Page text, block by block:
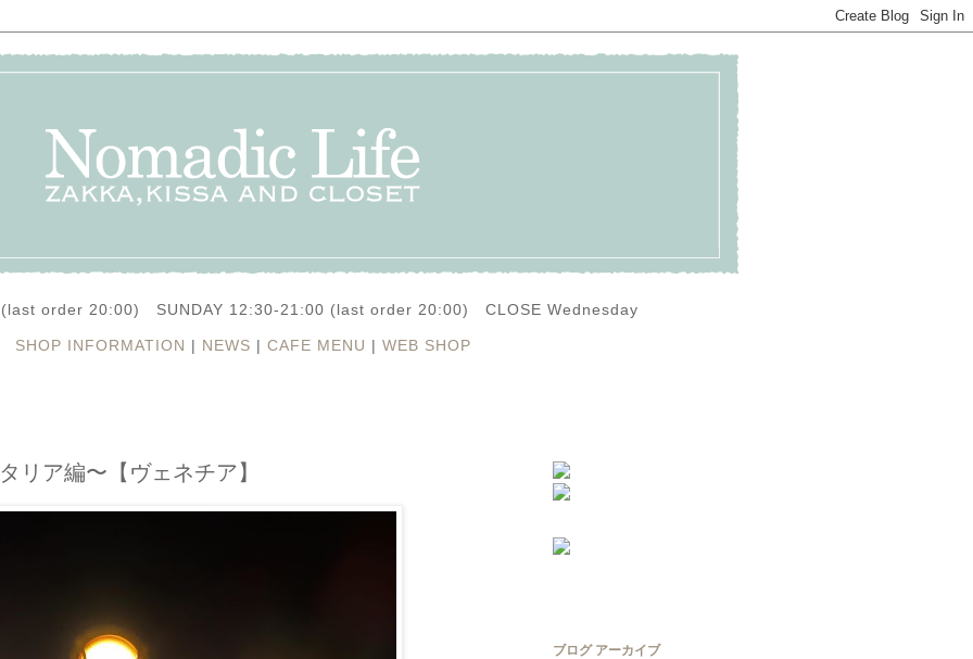
(last order 20:00) SUNDAY 12:30-21:00 (last order 20:00) CLOSE Wednesday
SHOP INFORMATION | NEWS | CAFE MENU | WEB SHOP
リア編〜【ヴェネチア】
ブログ アーカイブ